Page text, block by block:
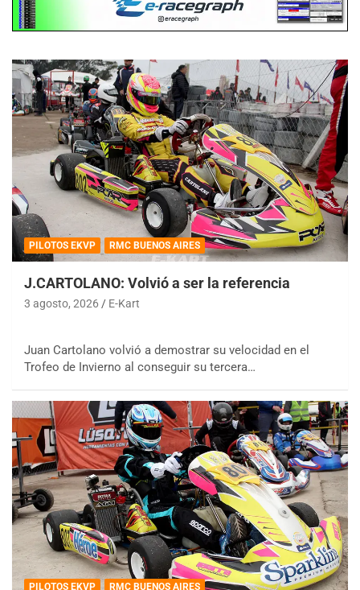
PILOTOS EKVP RMC BUENOS AIRES
J.CARTOLANO: Volvió a ser la referencia
3 agosto, 2026 E-Kart
Juan Cartolano volvió a demostrar su velocidad en el
Trofeo de Invierno al conseguir su tercera…
PILOTOS EKVP RMC BUENOS AIRES